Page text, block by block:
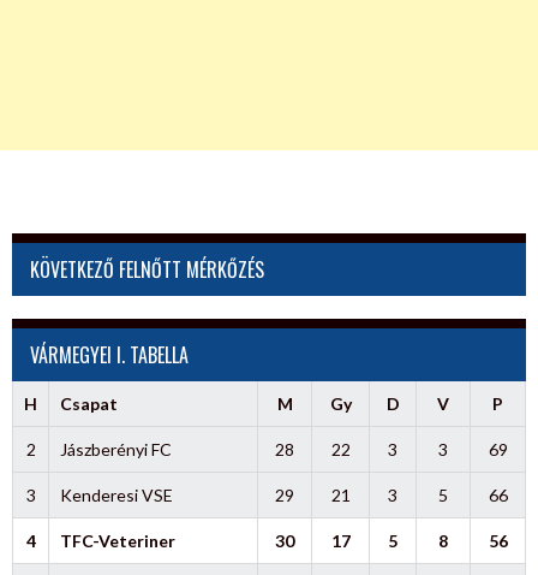
KÖVETKEZŐ FELNŐTT MÉRKŐZÉS
VÁRMEGYEI I. TABELLA
H Csapat M Gy D V P
2 Jászberényi FC 28 22 3 3 69
3 Kenderesi VSE 29 21 3 5 66
4 TFC-Veteriner 30 17 5 8 56